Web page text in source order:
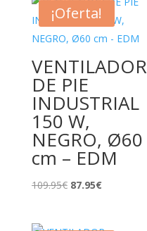
¡Oferta!
VENTILADOR
DE PIE
INDUSTRIAL
150 W,
NEGRO, Ø60
cm – EDM
109.95€ El
87.95€El